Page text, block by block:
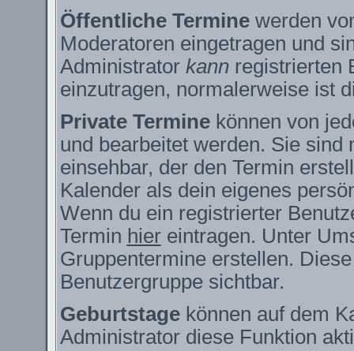
Öffentliche Terminewerden
Moderatoren eingetragen und
Administrator kannregistrierten
einzutragen, normalerweise ist
Private Terminekönnen von
und bearbeitet werden. Sie
einsehbar, der den Termin
Kalender als dein eigenes
Wenn du ein registrierter
Termin hiereintragen. Unter
Gruppentermine erstellen.
Benutzergruppe sichtbar.
Geburtstagekönnen auf dem
Administrator diese Funktion